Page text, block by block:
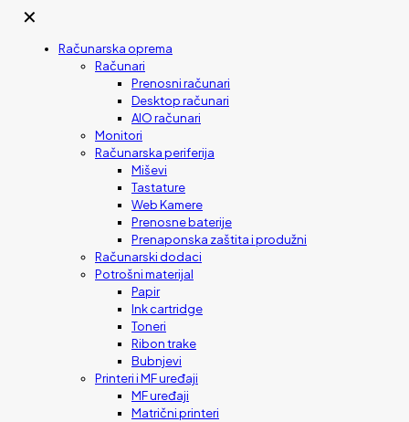
✕
Računarska oprema
Računari
Prenosni računari
Desktop računari
AIO računari
Monitori
Računarska periferija
Miševi
Tastature
Web Kamere
Prenosne baterije
Prenaponska zaštita i produžni
Računarski dodaci
Potrošni materijal
Papir
Ink cartridge
Toneri
Ribon trake
Bubnjevi
Printeri i MF uređaji
MF uređaji
Matrični printeri